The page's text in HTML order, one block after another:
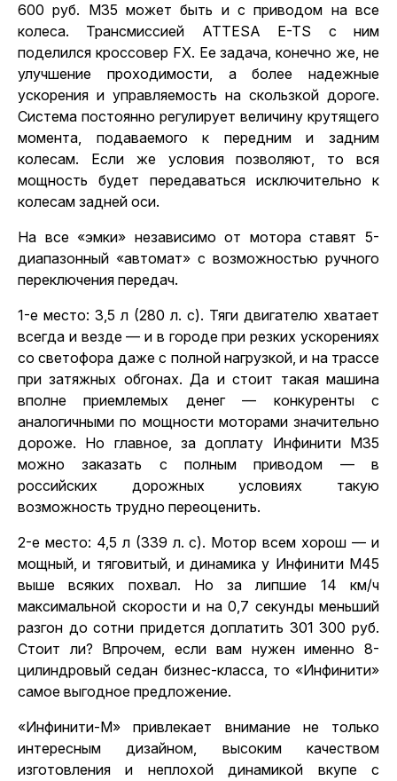
600 руб. М35 может быть и с приводом на все
колеса. Трансмиссией ATTESA E-TS с ним
поделился кроссовер FX. Ее задача, конечно же, не
улучшение проходимости, а более надежные
ускорения и управляемость на скользкой дороге.
Система постоянно регулирует величину крутящего
момента, подаваемого к передним и задним
колесам. Если же условия позволяют, то вся
мощность будет передаваться исключительно к
колесам задней оси.
На все «эмки» независимо от мотора ставят 5-
диапазонный «автомат» с возможностью ручного
переключения передач.
1-е место: 3,5 л (280 л. с). Тяги двигателю хватает
всегда и везде — и в городе при резких ускорениях
со светофора даже с полной нагрузкой, и на трассе
при затяжных обгонах. Да и стоит такая машина
вполне приемлемых денег — конкуренты с
аналогичными по мощности моторами значительно
дороже. Но главное, за доплату Инфинити М35
можно заказать с полным приводом — в
российских дорожных условиях такую
возможность трудно переоценить.
2-е место: 4,5 л (339 л. с). Мотор всем хорош — и
мощный, и тяговитый, и динамика у Инфинити М45
выше всяких похвал. Но за липшие 14 км/ч
максимальной скорости и на 0,7 секунды меньший
разгон до сотни придется доплатить 301 300 руб.
Стоит ли? Впрочем, если вам нужен именно 8-
цилиндровый седан бизнес-класса, то «Инфинити»
самое выгодное предложение.
«Инфинити-М» привлекает внимание не только
интересным дизайном, высоким качеством
изготовления и неплохой динамикой вкупе с